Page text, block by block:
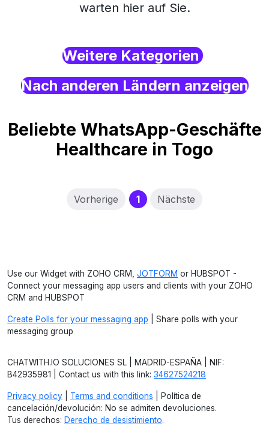
warten hier auf Sie.
Weitere Kategorien
Nach anderen Ländern anzeigen
Beliebte WhatsApp-Geschäfte
Healthcare in Togo
Vorherige 1(current)
Nächste
Use our Widget with ZOHO CRM, JOTFORM or HUBSPOT -
Connect your messaging app users and clients with your ZOHO
CRM and HUBSPOT
Create Polls for your messaging app | Share polls with your
messaging group
CHATWITH.IO SOLUCIONES SL | MADRID-ESPAÑA | NIF:
B42935981 | Contact us with this link: 34627524218
Privacy policy Terms and conditions | Política de
cancelación/devolución: No se admiten devoluciones.
Tus derechos: Derecho de desistimiento.